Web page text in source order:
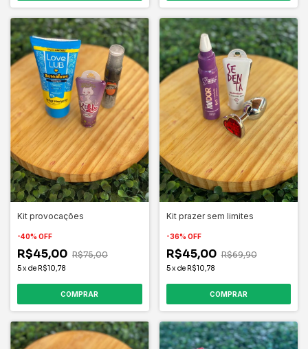
Kit provocações
-40% OFF
R$45,00 R$75,00
5xde R$10,78
Kit prazer sem limites
-36% OFF
R$45,00 R$69,90
5xde R$10,78